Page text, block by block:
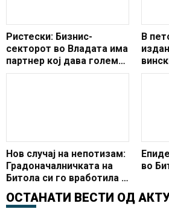
Ристески: Бизнис-
секторот во Владата има
партнер кој дава голема
поддршка за развој на
В
Нов случај на непотизам:
Градоначалничката на
Битола си го вработила и
братучедот (ФОТО)
во
ОСТАНАТИ ВЕСТИ ОД